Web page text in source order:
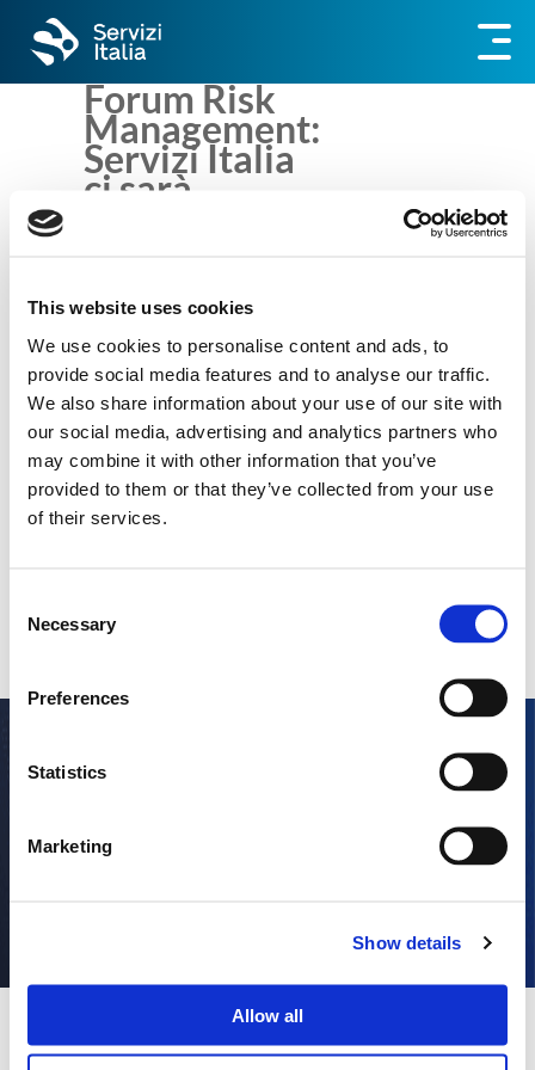
This website uses cookies
We use cookies to personalise content and ads, to
provide social media features and to analyse our traffic.
We also share information about your use of our site with
our social media, advertising and analytics partners who
may combine it with other information that you’ve
provided to them or that they’ve collected from your use
of their services.
Selection
Necessary
Preferences
Statistics
Marketing
Show details
Allow all
Forum Risk
Management:
Servizi Italia
ci sarà
Servizi Italia Spa
Via S. Pietro 59/B
43019 Castellina di Soragna (PR) – IT
Tel: (+39)0524 598511
Email: sede@si-servizitalia.com
Codice Fiscale 08531760158 – PIVA 02144660343
Società sottoposta all’attività di direzione e coordinamento da
partita Iva, nonché del numero 128740 di iscrizione al R.E.A.